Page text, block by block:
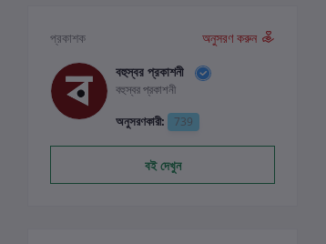
প্রকাশক
অনুসরণ করুন
বহুস্বর প্রকাশনী
বহুস্বর প্রকাশনী
অনুসরণকারী:
739
বই দেখুন